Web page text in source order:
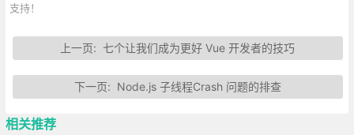
支持！
上一页:七个让我们成为更好 Vue 开发者的技巧
下一页: Node.js 子线程Crash 问题的排查
相关推荐